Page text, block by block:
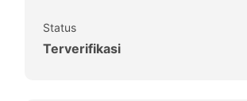
Status
Terverifikasi